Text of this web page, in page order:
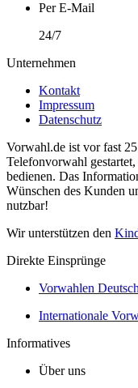
Per E-Mail
24/7
Unternehmen
Kontakt
Impressum
Datenschutz
Vorwahl.de ist vor fast
Telefonvorwahl
bedienen. Das
Wünschen des Kunden
nutzbar!
Wir unterstützen den
Direkte Einsprünge
Vorwahlen
Internationale
Informatives
Über uns